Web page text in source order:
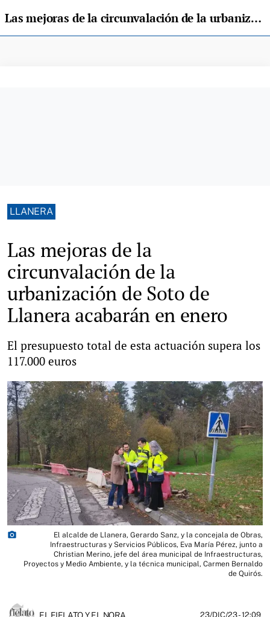
Las mejoras de la circunvalación de la urbanización de Soto de Llanera acabarán en enero
LLANERA
Las mejoras de la
circunvalación de la
urbanización de Soto de
Llanera acabarán en enero
El presupuesto total de esta actuación supera los
117.000 euros
photo_camera
El alcalde de Llanera, Gerardo Sanz, y la concejala de Obras,
Infraestructuras y Servicios Públicos, Eva María Pérez, junto a
Christian Merino, jefe del área municipal de Infraestructuras,
Proyectos y Medio Ambiente, y la técnica municipal, Carmen Bernaldo
de Quirós.
23/DIC/23- 12:09